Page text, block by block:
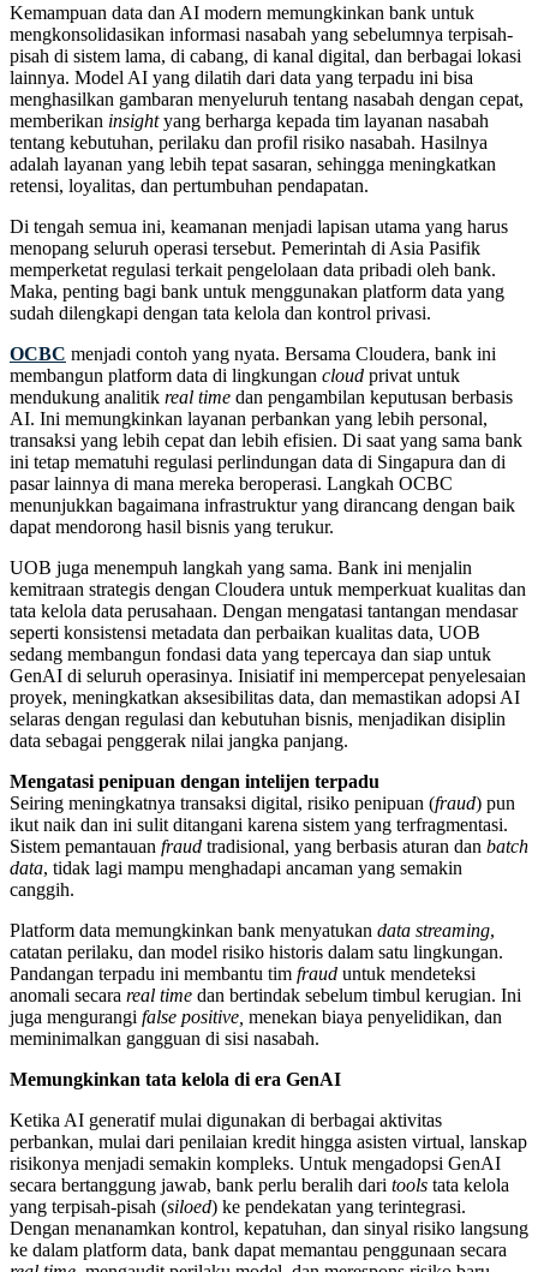
Kemampuan data dan AI modern memungkinkan bank untuk
mengkonsolidasikan informasi nasabah yang sebelumnya terpisah-
pisah di sistem lama, di cabang, di kanal digital, dan berbagai lokasi
lainnya. Model AI yang dilatih dari data yang terpadu ini bisa
menghasilkan gambaran menyeluruh tentang nasabah dengan cepat,
memberikan insightyang berharga kepada tim layanan nasabah
tentang kebutuhan, perilaku dan profil risiko nasabah. Hasilnya
adalah layanan yang lebih tepat sasaran, sehingga meningkatkan
retensi, loyalitas, dan pertumbuhan pendapatan.
Di tengah semua ini, keamanan menjadi lapisan utama yang harus
menopang seluruh operasi tersebut. Pemerintah di Asia Pasifik
memperketat regulasi terkait pengelolaan data pribadi oleh bank.
Maka, penting bagi bank untuk menggunakan platform data yang
sudah dilengkapi dengan tata kelola dan kontrol privasi.
OCBC menjadi contoh yang nyata. Bersama Cloudera, bank ini
membangun platform data di lingkungan cloud privat untuk
mendukung analitik real time dan pengambilan keputusan berbasis
AI. Ini memungkinkan layanan perbankan yang lebih personal,
transaksi yang lebih cepat dan lebih efisien. Di saat yang sama bank
ini tetap mematuhi regulasi perlindungan data di Singapura dan di
pasar lainnya di mana mereka beroperasi. Langkah OCBC
menunjukkan bagaimana infrastruktur yang dirancang dengan baik
dapat mendorong hasil bisnis yang terukur.
UOB juga menempuh langkah yang sama. Bank ini menjalin
kemitraan strategis dengan Cloudera untuk memperkuat kualitas dan
tata kelola data perusahaan. Dengan mengatasi tantangan mendasar
seperti konsistensi metadata dan perbaikan kualitas data, UOB
sedang membangun fondasi data yang tepercaya dan siap untuk
GenAI di seluruh operasinya. Inisiatif ini mempercepat penyelesaian
proyek, meningkatkan aksesibilitas data, dan memastikan adopsi AI
selaras dengan regulasi dan kebutuhan bisnis, menjadikan disiplin
data sebagai penggerak nilai jangka panjang.
Mengatasi penipuan dengan intelijen terpadu
Seiring meningkatnya transaksi digital, risiko penipuan (fraud) pun
ikut naik dan ini sulit ditangani karena sistem yang terfragmentasi.
Sistem pemantauan fraud tradisional, yang berbasis aturan dan batch
data, tidak lagi mampu menghadapi ancaman yang semakin
canggih.
Platform data memungkinkan bank menyatukan data streaming,
catatan perilaku, dan model risiko historis dalam satu lingkungan.
Pandangan terpadu ini membantu tim fraud untuk mendeteksi
anomali secara real time dan bertindak sebelum timbul kerugian. Ini
juga mengurangi false positive, menekan biaya penyelidikan, dan
meminimalkan gangguan di sisi nasabah.
Memungkinkan tata kelola di era GenAI
Ketika AI generatif mulai digunakan di berbagai aktivitas
perbankan, mulai dari penilaian kredit hingga asisten virtual, lanskap
risikonya menjadi semakin kompleks. Untuk mengadopsi GenAI
secara bertanggung jawab, bank perlu beralih dari tools tata kelola
yang terpisah-pisah (siloed) ke pendekatan yang terintegrasi.
Dengan menanamkan kontrol, kepatuhan, dan sinyal risiko langsung
ke dalam platform data, bank dapat memantau penggunaan secara